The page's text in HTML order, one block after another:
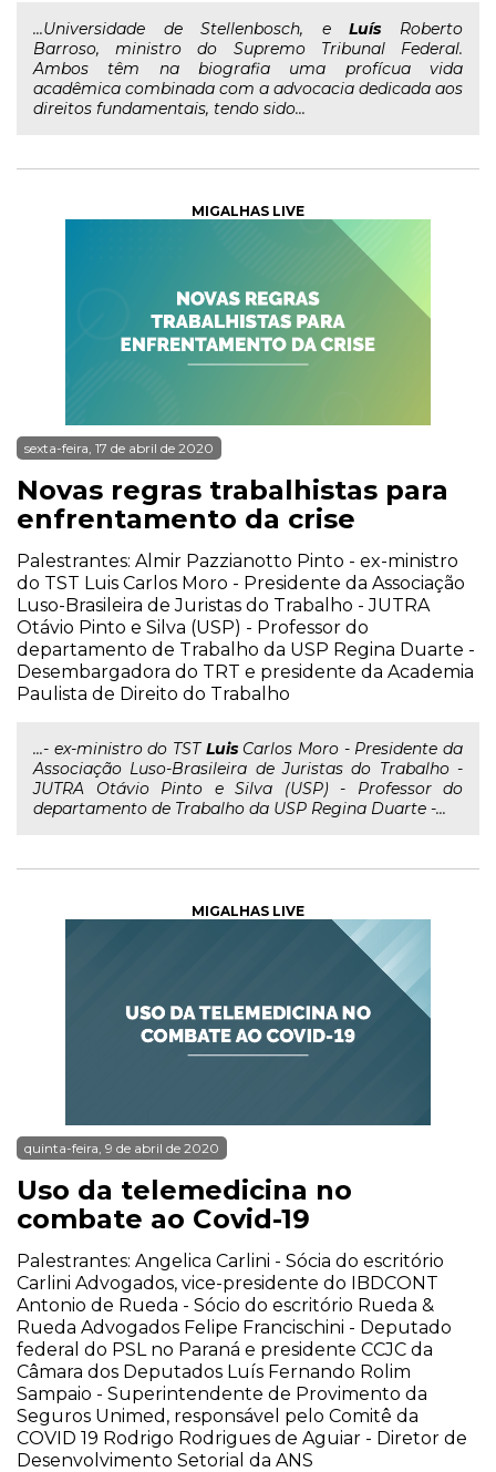
...Universidade de Stellenbosch, eLuís Roberto
Barroso, ministro do Supremo Tribunal Federal.
Ambos têm na biografia uma profícua vida
acadêmica combinada com a advocacia dedicada aos
direitos fundamentais, tendo sido...
MIGALHAS LIVE
sexta-feira, 17 de abril de 2020
Novas regras trabalhistas para
enfrentamento da crise
Palestrantes: Almir Pazzianotto Pinto - ex-ministro
do TST Luis Carlos Moro - Presidente da Associação
Luso-Brasileira de Juristas do Trabalho - JUTRA
Otávio Pinto e Silva (USP) - Professor do
departamento de Trabalho da USP Regina Duarte -
Desembargadora do TRT e presidente da Academia
Paulista de Direito do Trabalho
...- ex-ministro do TST LuisCarlos Moro - Presidente da
Associação Luso-Brasileira de Juristas do Trabalho -
JUTRA Otávio Pinto e Silva (USP) - Professor do
departamento de Trabalho da USP Regina Duarte -...
MIGALHAS LIVE
quinta-feira, 9 de abril de 2020
Uso da telemedicina no
combate ao Covid-19
Palestrantes: Angelica Carlini - Sócia do escritório
Carlini Advogados, vice-presidente do IBDCONT
Antonio de Rueda - Sócio do escritório Rueda &
Rueda Advogados Felipe Francischini - Deputado
federal do PSL no Paraná e presidente CCJC da
Câmara dos Deputados Luís Fernando Rolim
Sampaio - Superintendente de Provimento da
Seguros Unimed, responsável pelo Comitê da
COVID 19 Rodrigo Rodrigues de Aguiar - Diretor de
Desenvolvimento Setorial da ANS